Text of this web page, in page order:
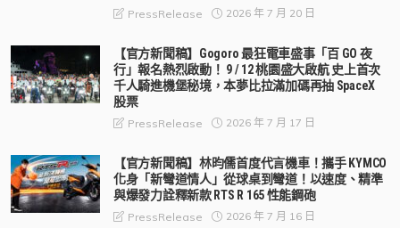
PressRelease 2026 年 7 月 20 日
【官方新聞稿】Gogoro 最狂電車盛事「百 GO 夜
行」報名熱烈啟動！ 9 / 12 桃園盛大啟航 史上首次
千人騎進機堡秘境，本夢比拉滿加碼再抽 SpaceX
股票
PressRelease 2026 年 7 月 17 日
【官方新聞稿】林昀儒首度代言機車！攜手 KYMCO
化身「新彎道情人」從球桌到彎道！以速度、精準
與爆發力詮釋新款 RTS R 165 性能鋼砲
PressRelease 2026 年 7 月 16 日